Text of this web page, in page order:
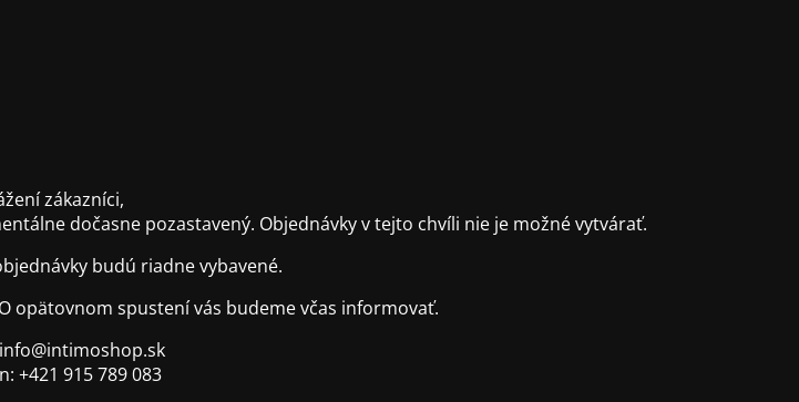
zákazníci,
dočasne pozastavený. Objednávky v tejto chvíli nie je možné vytvárať.
budú riadne vybavené.
opätovnom spustení vás budeme včas informovať.
+421 915 789 083